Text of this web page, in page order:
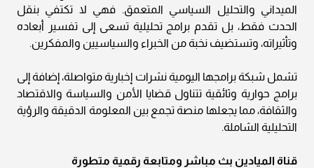
الميداني والتحليل السياسي المتعمق. فهي لا تكتفي بنقل
الحدث فقط، بل تقدم برامج تحليلية تسعى إلى تفسير أبعاده
وتأثيراته، وتستضيف نخبة من الخبراء والسياسيين والمفكرين.
تشمل شبكة برامجها اليومية نشرات إخبارية متواصلة، إضافة إلى
برامج حوارية وثائقية تتناول قضايا الأمن والسياسة والاقتصاد
والثقافة، مما يجعلها منصة تجمع بين المعلومة الدقيقة والرؤية
التحليلية الشاملة.
قناة الميادين بث مباشر ومتابعة رقمية متطورة